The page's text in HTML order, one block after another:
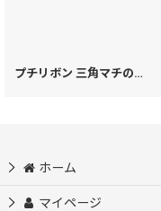
プチリボン 三角マチのペンケース
ホーム
マイページ